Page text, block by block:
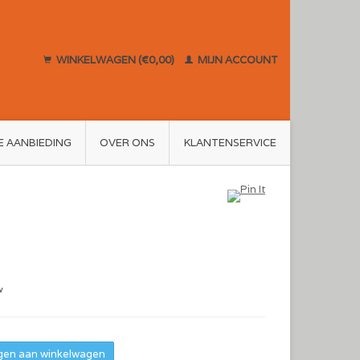
WINKELWAGEN (€0,00) MIJN ACCOUNT
AANBIEDING OVER ONS KLANTENSERVICE
aan winkelwagen